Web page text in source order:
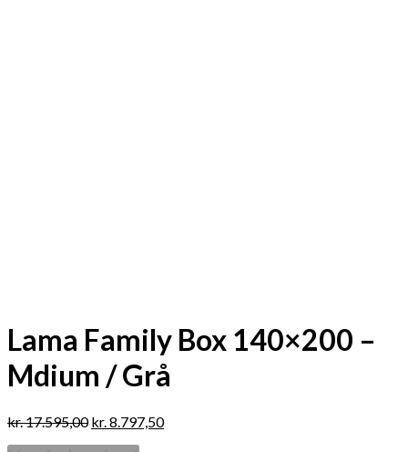
Lama Family Box 140×200 –
Mdium / Grå
kr.17.595,00 kr.8.797,50